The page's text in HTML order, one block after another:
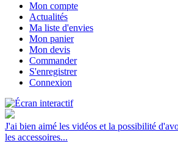
Mon compte
Actualités
Ma liste d'envies
Mon panier
Mon devis
Commander
S'enregistrer
Connexion
J'ai bien aimé les vidéos et la possibilité
les accessoires...